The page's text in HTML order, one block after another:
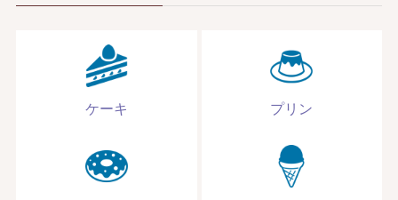
ケーキ プリン